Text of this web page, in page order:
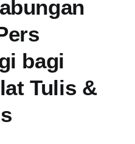
bagi
Tulis &